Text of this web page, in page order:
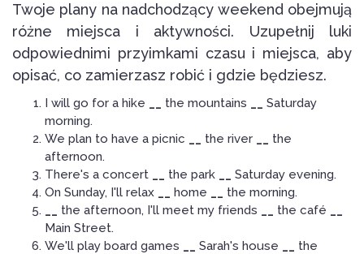
Twoje plany na nadchodzący weekend obejmują
różne miejsca i aktywności. Uzupełnij luki
odpowiednimi przyimkami czasu i miejsca, aby
opisać, co zamierzasz robić i gdzie będziesz.
I will go for a hike the mountains
Saturday
morning.
We plan to have a picnic
the river
the
afternoon.
There's a concert
the park
Saturday evening.
On Sunday, I'll relax
home
the morning.
the afternoon, I'll meet my friends the café
Main Street.
We'll play board games
Sarah's house
the